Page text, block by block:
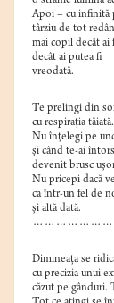
Apoi – cu infinită
târziu de tot
mai copil decât ai
decât ai putea fi
vreodată.
Te prelingi din
cu respiraţia tăiată.
Nu înţelegi pe
şi când te-ai
devenit brusc
Nu pricepi dacă
ca într-un fel de
şi altă dată.
Dimineaţa se
cu precizia unui
căzut pe